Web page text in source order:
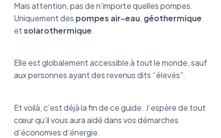
Mais attention, pas de n’importe quelles pompes.
Uniquement des pompes air-eau, géothermique
etsolarothermique.
Elle est globalement accessible à tout le monde, sauf
aux personnes ayant des revenus dits “élevés”.
Et voilà, c’est déjà la fin de ce guide. J’espère de tout
cœur qu’il vous aura aidé dans vos démarches
d’économies d’énergie.